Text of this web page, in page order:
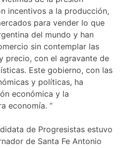
incentivos a la producción,
para vender lo que
del mundo y han
sin contemplar las
precio, con el agravante de
Este gobierno, con las
y políticas, ha
económica y la
economía. ”
de Progresistas estuvo
de Santa Fe Antonio